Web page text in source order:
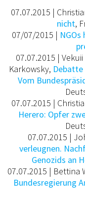
07.07.2015 |
nicht,
07/07/2015 |
07.07.2015 |
Karkowsky, Debatte
Vom
07.07.2015 |
Herero: Opfer
07.07.2015 |
verleugnen.
Genozids an
07.07.2015 | Bettina
Bundesregierung